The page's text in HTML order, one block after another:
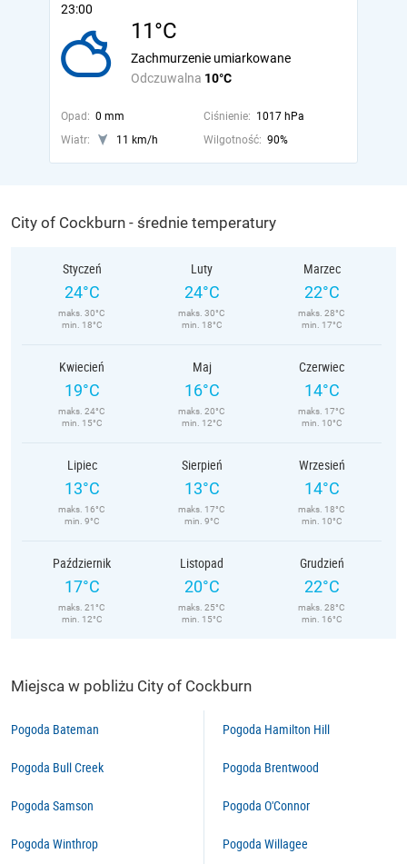
23:00
11°C
Odczuwalna 10°C
Zachmurzenie umiarkowane
Opad: 0 mm Ciśnienie: 1017 hPa
Wiatr:
11 km/h Wilgotność: 90%
City of Cockburn - średnie temperatury
Styczeń
24°C
maks. 30°C
min. 18°C
Luty
24°C
maks. 30°C
min. 18°C
Marzec
22°C
maks. 28°C
min. 17°C
Kwiecień
19°C
maks. 24°C
min. 15°C
Maj
16°C
maks. 20°C
min. 12°C
Czerwiec
14°C
maks. 17°C
min. 10°C
Lipiec
13°C
maks. 16°C
min. 9°C
Sierpień
13°C
maks. 17°C
min. 9°C
Wrzesień
14°C
maks. 18°C
min. 10°C
Październik
17°C
maks. 21°C
min. 12°C
Listopad
20°C
maks. 25°C
min. 15°C
Grudzień
22°C
maks. 28°C
min. 16°C
Miejsca w pobliżu City of Cockburn
Pogoda Bateman
Pogoda Bull Creek
Pogoda Samson
Pogoda Winthrop
Pogoda Hamilton Hill
Pogoda Brentwood
Pogoda O'Connor
Pogoda Willagee